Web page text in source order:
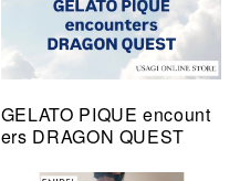
GELATO PIQUE encount
ers DRAGON QUEST